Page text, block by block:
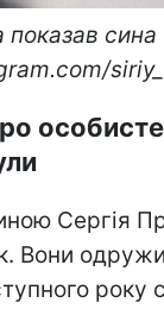
показав сина
Сергія
Вони
року